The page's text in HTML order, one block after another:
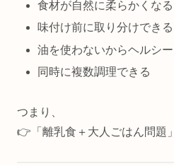
食材が自然に柔らかくなる
味付け前に取り分けできる
油を使わないからヘルシー
同時に複数調理できる
つまり、
👉「離乳食＋大人ごはん問題